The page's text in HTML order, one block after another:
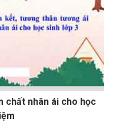
chất nhân ái cho học